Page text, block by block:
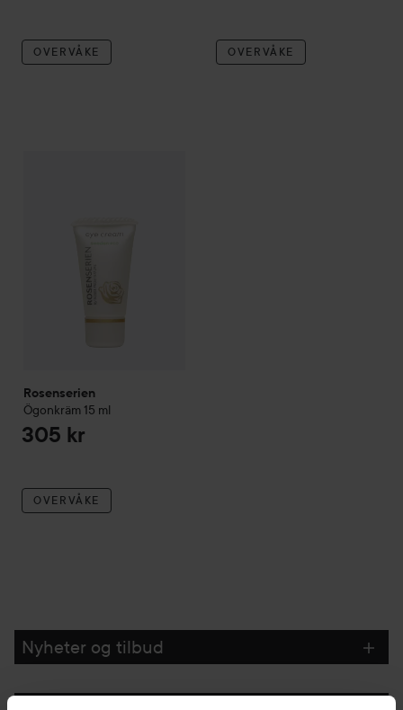
OVERVÅKE OVERVÅKE
Rosenserien
Ögonkräm 15 ml
305 kr
OVERVÅKE
Nyheter og tilbud